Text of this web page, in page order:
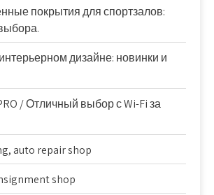
покрытия для спортзалов:
дизайне: новинки и
/ Отличный выбор с Wi-Fi за
auto repair shop
shop